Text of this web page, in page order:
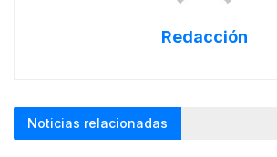
Redacción
Noticias relacionadas